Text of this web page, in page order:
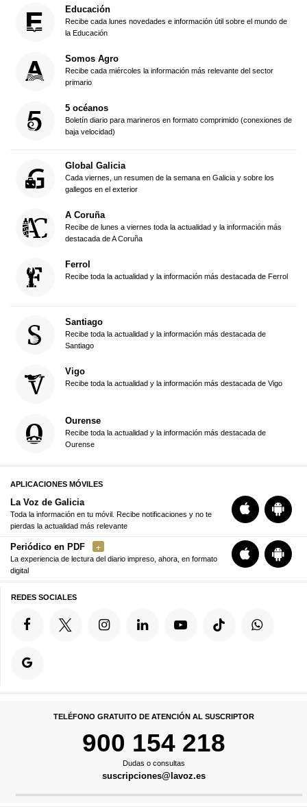
Educación
Recibe cada lunes novedades e información útil sobre el mundo de
la Educación
Somos Agro
Recibe cada miércoles la información más relevante del sector
primario
5 océanos
Boletín diario para marineros en formato comprimido (conexiones de
baja velocidad)
Global Galicia
Cada viernes, un resumen de la semana en Galicia y sobre los
gallegos en el exterior
A Coruña
Recibe de lunes a viernes toda la actualidad y la información más
destacada de A Coruña
Ferrol
Recibe toda la actualidad y la información más destacada de Ferrol
Santiago
Recibe toda la actualidad y la información más destacada de
Santiago
Vigo
Recibe toda la actualidad y la información más destacada de Vigo
Ourense
Recibe toda la actualidad y la información más destacada de
Ourense
APLICACIONES MÓVILES
La Voz de Galicia
Toda la información en tu móvil. Recibe notificaciones y no te
pierdas la actualidad más relevante
Periódico en PDF
La experiencia de lectura del diario impreso, ahora, en formato
digital
REDES SOCIALES
TELÉFONO GRATUITO DE ATENCIÓN AL SUSCRIPTOR
900 154 218
Dudas o consultas
suscripciones@lavoz.es